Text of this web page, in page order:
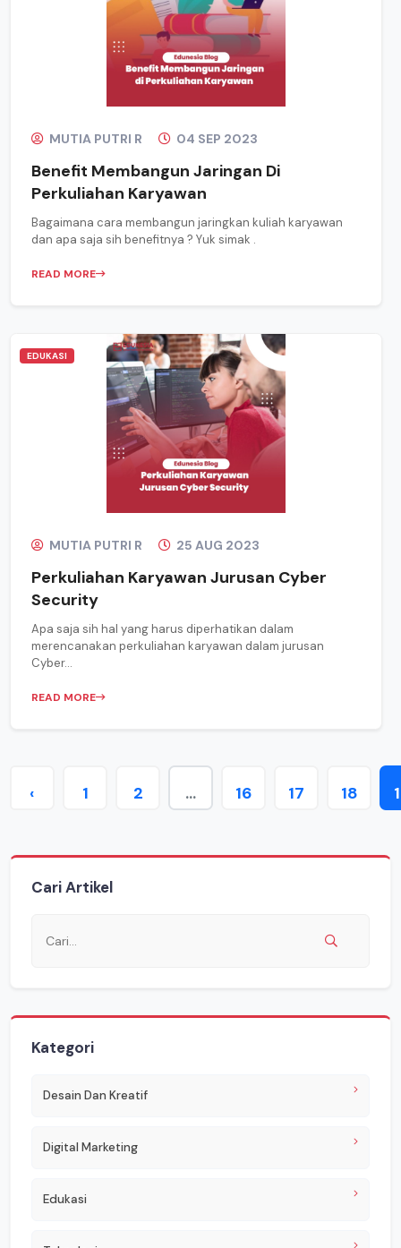
MUTIA PUTRI R 04 SEP 2023
Benefit Membangun Jaringan Di
Perkuliahan Karyawan
Bagaimana cara membangun jaringkan kuliah karyawan
dan apa saja sih benefitnya ? Yuk simak .
READ MORE
EDUKASI
MUTIA PUTRI R 25 AUG 2023
Perkuliahan Karyawan Jurusan Cyber
Security
Apa saja sih hal yang harus diperhatikan dalam
merencanakan perkuliahan karyawan dalam jurusan
Cyber...
READ MORE
‹ 1 2 ... 16 17 18
Cari Artikel
Kategori
Desain Dan Kreatif
Digital Marketing
Edukasi